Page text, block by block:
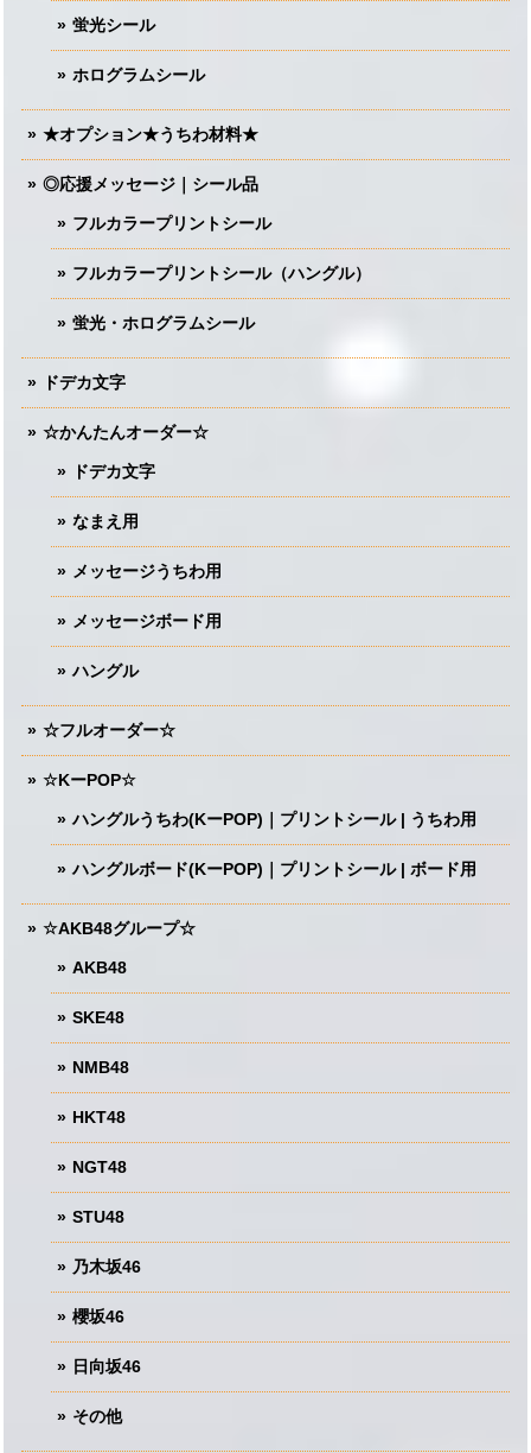
蛍光シール
ホログラムシール
★オプション★うちわ材料★
◎応援メッセージ｜シール品
フルカラープリントシール
フルカラープリントシール（ハングル）
蛍光・ホログラムシール
ドデカ文字
☆かんたんオーダー☆
ドデカ文字
なまえ用
メッセージうちわ用
メッセージボード用
ハングル
☆フルオーダー☆
☆KーPOP☆
ハングルうちわ(KーPOP)｜プリントシール | うちわ用
ハングルボード(KーPOP)｜プリントシール | ボード用
☆AKB48グループ☆
AKB48
SKE48
NMB48
HKT48
NGT48
STU48
乃木坂46
櫻坂46
日向坂46
その他